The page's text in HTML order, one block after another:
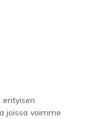
erityisen
joissa voimme